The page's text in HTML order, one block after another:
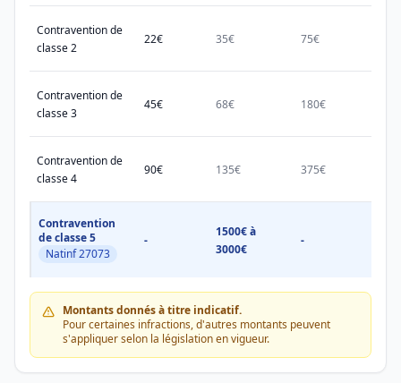
Contravention de
classe 2
22€ 35€ 75€
Contravention de
classe 3
45€ 68€ 180€
Contravention de
classe 4
90€ 135€ 375€
Contravention
de classe 5
Natinf 27073
-
1500€ à
3000€
-
Montants donnés à titre indicatif.
Pour certaines infractions, d'autres montants peuvent
s'appliquer selon la législation en vigueur.